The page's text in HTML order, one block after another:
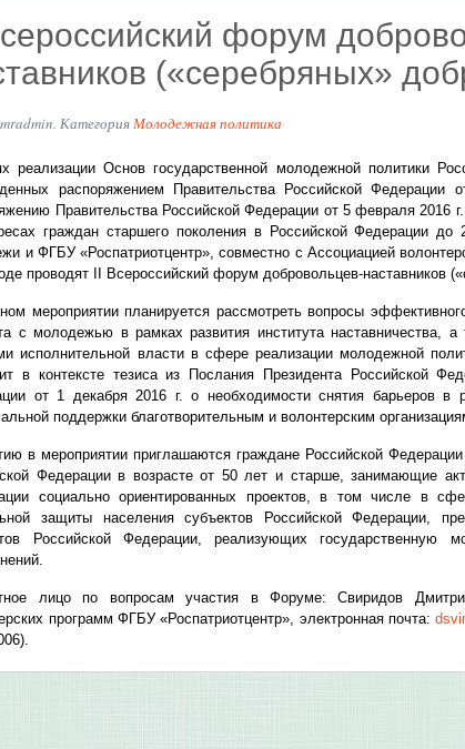
форум
(«серебряных»
КатегорияМолодежная политика
реализации Основ государственной молодежной политики
распоряжением Правительства Российской
Правительства Российской Федерации от 5 февраля 2016
граждан старшего поколения в Российской Федерации
и ФГБУ «Роспатриотцентр», совместно с Ассоциацией
проводят II Всероссийский форум добровольцев-наставников
мероприятии планируется рассмотреть вопросы
с молодежью в рамках развития института наставничества,
исполнительной власти в сфере реализации молодежной
в контексте тезиса из Послания Президента Российской
от 1 декабря 2016 г. о необходимости снятия барьеров в
поддержки благотворительным и волонтерским
в мероприятии приглашаются граждане Российской
Федерации в возрасте от 50 лет и старше, занимающие
социально ориентированных проектов, в том числе в
защиты населения субъектов Российской Федерации,
Российской Федерации, реализующих государственную
лицо по вопросам участия в Форуме: Свиридов
программ ФГБУ «Роспатриотцентр», электронная почта: